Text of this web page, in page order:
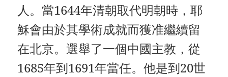
人。當1644年清朝取代明朝時，耶
穌會由於其學術成就而獲准繼續留
在北京。選舉了一個中國主教，從
1685年到1691年當任。他是到20世